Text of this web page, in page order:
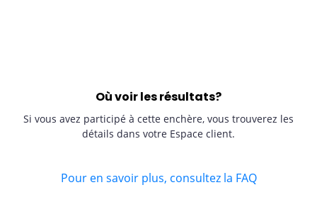
Où voir les résultats?
Si vous avez participé à cette enchère, vous trouverez les
détails dans votre Espace client.
Pour en savoir plus, consultez la FAQ